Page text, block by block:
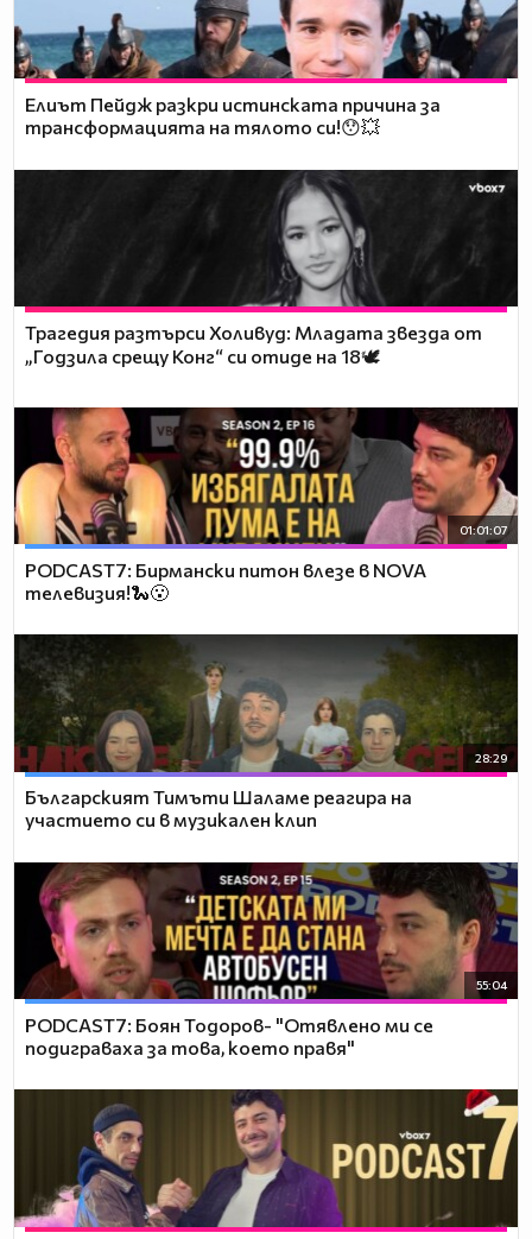
Елиът Пейдж разкри истинската причина за
трансформацията на тялото си!😯💥
Трагедия разтърси Холивуд: Младата звезда от
„Годзила срещу Конг“ си отиде на 18🕊️
01:01:07
PODCAST7: Бирмански питон влезе в NOVA
телевизия!🐍😮
28:29
Българският Тимъти Шаламе реагира на
участието си в музикален клип
55:04
PODCAST7: ‪Боян Тодоров- "Отявлено ми се
подиграваха за това, което правя"